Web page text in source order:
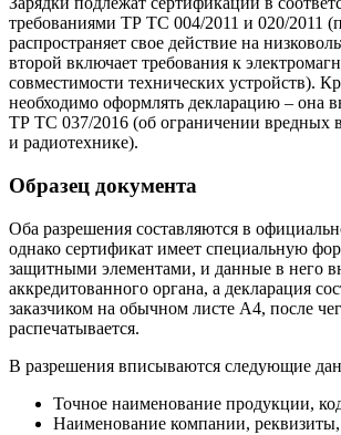
требованиями ТР ТС 004/2011 и 020/2011
распространяет свое действие на
второй включает требования к
совместимости технических устройств).
необходимо оформлять декларацию – она
ТР ТС 037/2016 (об ограничении вредных
и радиотехнике).
Образец документа
Оба разрешения составляются в
однако сертификат имеет специальную
защитными элементами, и данные в него
аккредитованного органа, а декларация
заказчиком на обычном листе А4, после
распечатывается.
В разрешения вписываются следующие
Точное наименование продукции,
Наименование компании,